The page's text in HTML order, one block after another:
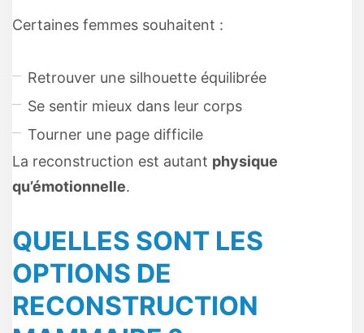
Certaines femmes souhaitent :
Retrouver une silhouette équilibrée
Se sentir mieux dans leur corps
Tourner une page difficile
La reconstruction est autant physique
qu’émotionnelle.
QUELLES SONT LES
OPTIONS DE
RECONSTRUCTION